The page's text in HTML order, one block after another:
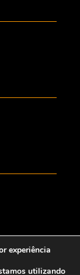
experiência
utilizando